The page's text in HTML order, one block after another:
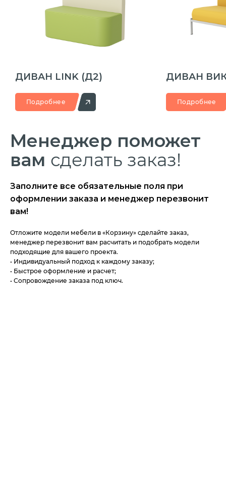
ДИВАН LINK (Д2)
Подробнее
ДИВАН
Подробнее
Менеджер поможет
вам сделать заказ!
Заполните все обязательные поля при
оформлении заказа и менеджер перезвонит
вам!
Отложите модели мебели в «Корзину» сделайте заказ,
менеджер перезвонит вам расчитать и подобрать модели
подходящие для вашего проекта.
• Индивидуальный подход к каждому заказу;
• Быстрое оформление и расчет;
• Сопровождение заказа под ключ.